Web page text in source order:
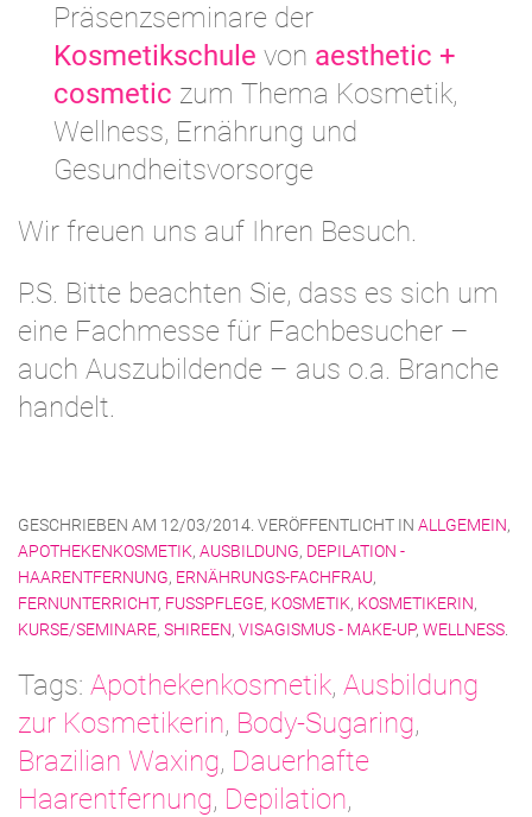
Präsenzseminare der
Kosmetikschule von aesthetic +
cosmetic zum Thema Kosmetik,
Wellness, Ernährung und
Gesundheitsvorsorge
Wir freuen uns auf Ihren Besuch.
P.S. Bitte beachten Sie, dass es sich um
eine Fachmesse für Fachbesucher –
auch Auszubildende – aus o.a. Branche
handelt.
GESCHRIEBEN AM 12/03/2014 . VERÖFFENTLICHT IN ALLGEMEIN,
APOTHEKENKOSMETIK, AUSBILDUNG, DEPILATION -
HAARENTFERNUNG, ERNÄHRUNGS-FACHFRAU,
FERNUNTERRICHT, FUSSPFLEGE , KOSMETIK, KOSMETIKERIN,
KURSE/SEMINARE, SHIREEN, VISAGISMUS - MAKE-UP, WELLNESS
Tags: Apothekenkosmetik, Ausbildung
zur Kosmetikerin, Body-Sugaring,
Brazilian Waxing, Dauerhafte
Haarentfernung, Depilation,